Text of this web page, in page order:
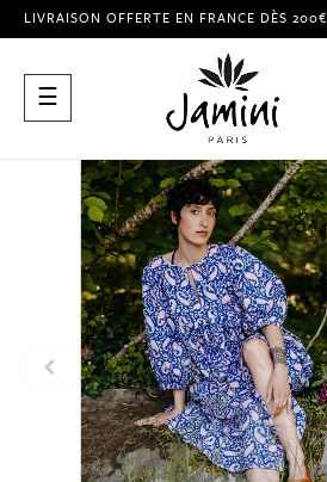
LIVRAISON OFFERTE EN FRANCE DÈS 200€
Basculer
la
☰